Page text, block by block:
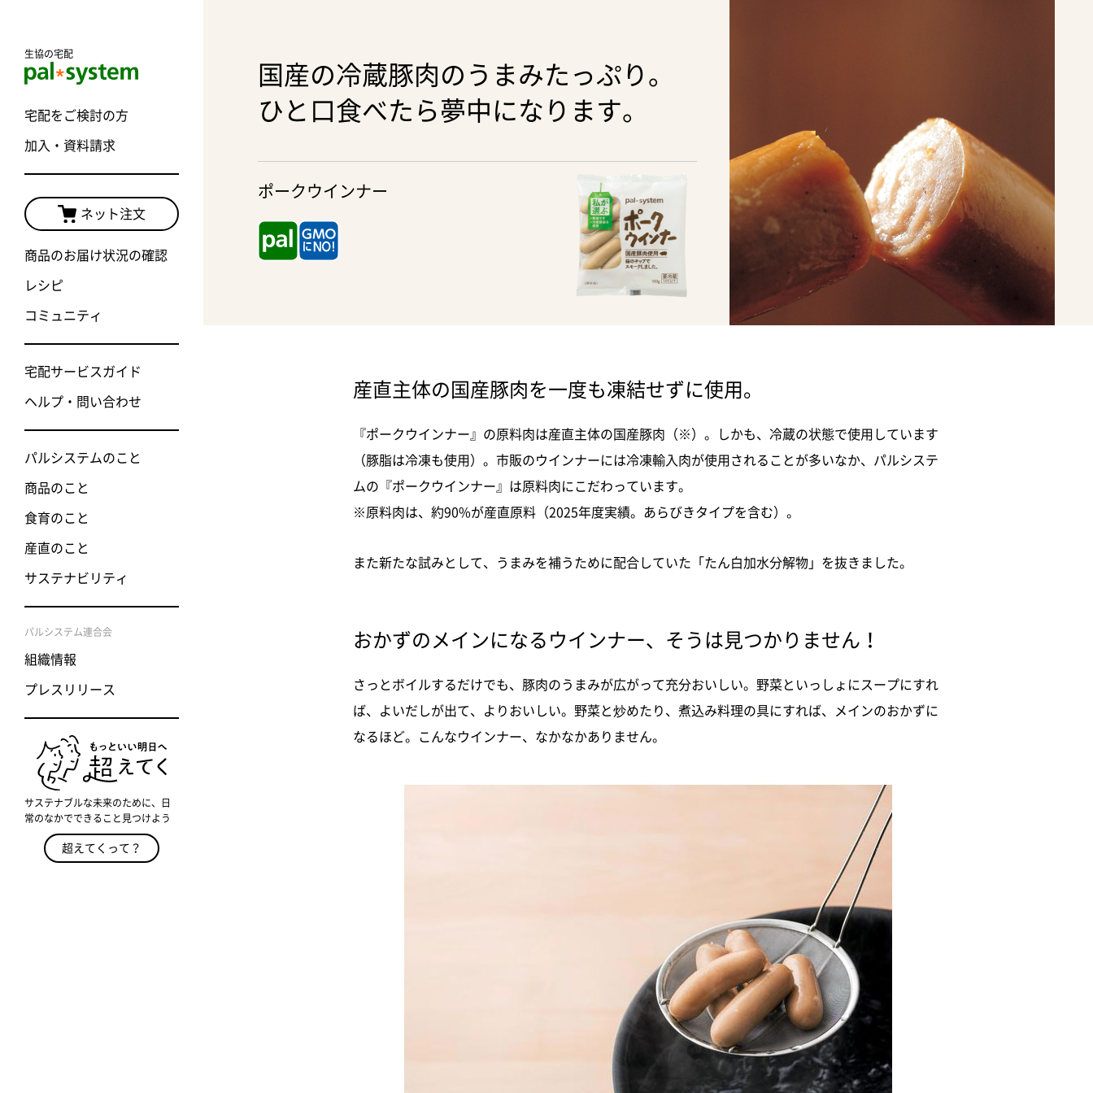
生協の宅配
宅配をご検討の方
加入・資料請求
ネット注文
商品のお届け状況の確認
レシピ
コミュニティ
宅配サービスガイド
ヘルプ・問い合わせ
パルシステムのこと
商品のこと
食育のこと
産直のこと
サステナビリティ
パルシステム連合会
組織情報
プレスリリース
サステナブルな未来のために、日
常のなかでできること見つけよう
超えてくって？
国産の冷蔵豚肉のうまみたっぷり。
ひと口食べたら夢中になります。
ポークウインナー
産直主体の国産豚肉を一度も凍結せずに使用。
『ポークウインナー』の原料肉は産直主体の国産豚肉（※）。しかも、冷蔵の状態で使用しています
（豚脂は冷凍も使用）。市販のウインナーには冷凍輸入肉が使用されることが多いなか、パルシステ
ムの『ポークウインナー』は原料肉にこだわっています。
※原料肉は、約90%が産直原料（2025年度実績。あらびきタイプを含む）。
また新たな試みとして、うまみを補うために配合していた「たん白加水分解物」を抜きました。
おかずのメインになるウインナー、そうは見つかりません！
さっとボイルするだけでも、豚肉のうまみが広がって充分おいしい。野菜といっしょにスープにすれ
ば、よいだしが出て、よりおいしい。野菜と炒めたり、煮込み料理の具にすれば、メインのおかずに
なるほど。こんなウインナー、なかなかありません。